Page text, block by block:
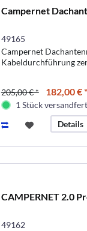
Campernet
49165
Campernet
Kabeldurchführung
205,00 € * 182,00 € *
1 Stück
Details
CAMPERNET 2.0
49162